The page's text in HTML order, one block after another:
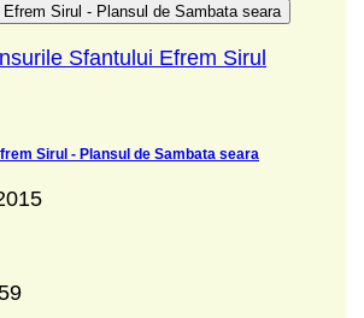
Sirul - Plansul de Sambata seara
Sfantului Efrem Sirul
Sirul - Plansul de Sambata seara